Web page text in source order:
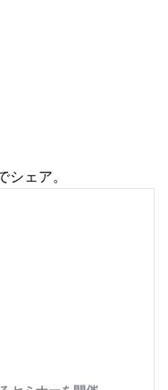
ェア。